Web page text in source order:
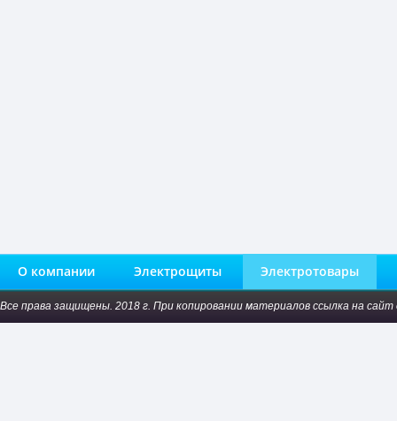
О компании Электрощиты Электротовары
Все права защищены. 2018 г. При копировании материалов ссылка на сайт